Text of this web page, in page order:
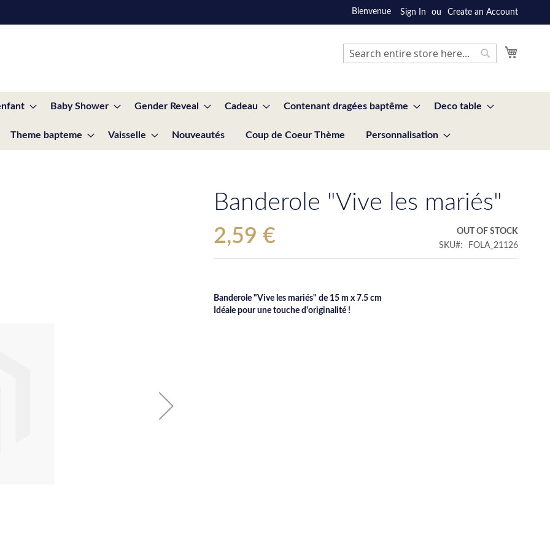
Bienvenue Sign In Create an Account
Search
Baby Shower Gender Reveal Cadeau Contenant dragées baptême Deco table
Theme bapteme Vaisselle Nouveautés Coup de Coeur Thème Personnalisation
Banderole "Vive les mariés"
2,59 €
OUT OF STOCK
SKU
FOLA_21126
Banderole "Vive les mariés" de 15 m x 7.5 cm
Idéale pour une touche d'originalité !